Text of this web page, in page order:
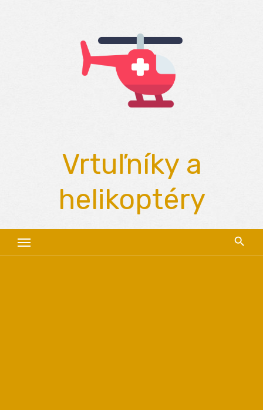
Vrtuľníky a
helikoptéry